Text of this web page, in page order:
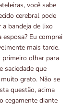
você sabe
cerebral pode
bandeja de lixo
Eu comprei
mais tarde.
primeiro olhar para
saciedade que
grato. Não se
questão, acima
cegamente diante